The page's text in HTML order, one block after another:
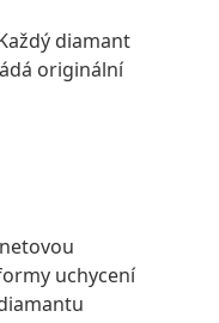
diamant
originální
uchycení